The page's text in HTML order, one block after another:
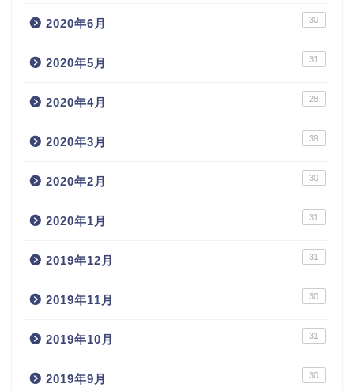
2020年6月 30
2020年5月 31
2020年4月 28
2020年3月 39
2020年2月 30
2020年1月 31
2019年12月 31
2019年11月 30
2019年10月 31
2019年9月 30